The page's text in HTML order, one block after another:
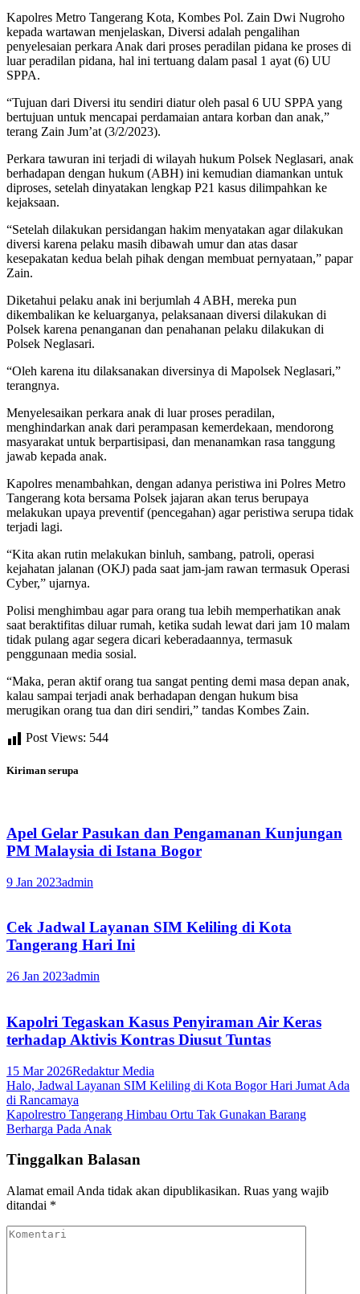
Kapolres Metro Tangerang Kota, Kombes Pol. Zain Dwi Nugroho
kepada wartawan menjelaskan, Diversi adalah pengalihan
penyelesaian perkara Anak dari proses peradilan pidana ke proses di
luar peradilan pidana, hal ini tertuang dalam pasal 1 ayat (6) UU
SPPA.
“Tujuan dari Diversi itu sendiri diatur oleh pasal 6 UU SPPA yang
bertujuan untuk mencapai perdamaian antara korban dan anak,”
terang Zain Jum’at (3/2/2023).
Perkara tawuran ini terjadi di wilayah hukum Polsek Neglasari, anak
berhadapan dengan hukum (ABH) ini kemudian diamankan untuk
diproses, setelah dinyatakan lengkap P21 kasus dilimpahkan ke
kejaksaan.
“Setelah dilakukan persidangan hakim menyatakan agar dilakukan
diversi karena pelaku masih dibawah umur dan atas dasar
kesepakatan kedua belah pihak dengan membuat pernyataan,” papar
Zain.
Diketahui pelaku anak ini berjumlah 4 ABH, mereka pun
dikembalikan ke keluarganya, pelaksanaan diversi dilakukan di
Polsek karena penanganan dan penahanan pelaku dilakukan di
Polsek Neglasari.
“Oleh karena itu dilaksanakan diversinya di Mapolsek Neglasari,”
terangnya.
Menyelesaikan perkara anak di luar proses peradilan,
menghindarkan anak dari perampasan kemerdekaan, mendorong
masyarakat untuk berpartisipasi, dan menanamkan rasa tanggung
jawab kepada anak.
Kapolres menambahkan, dengan adanya peristiwa ini Polres Metro
Tangerang kota bersama Polsek jajaran akan terus berupaya
melakukan upaya preventif (pencegahan) agar peristiwa serupa tidak
terjadi lagi.
“Kita akan rutin melakukan binluh, sambang, patroli, operasi
kejahatan jalanan (OKJ) pada saat jam-jam rawan termasuk Operasi
Cyber,” ujarnya.
Polisi menghimbau agar para orang tua lebih memperhatikan anak
saat beraktifitas diluar rumah, ketika sudah lewat dari jam 10 malam
tidak pulang agar segera dicari keberadaannya, termasuk
penggunaan media sosial.
“Maka, peran aktif orang tua sangat penting demi masa depan anak,
kalau sampai terjadi anak berhadapan dengan hukum bisa
merugikan orang tua dan diri sendiri,” tandas Kombes Zain.
Post Views: 544
Kiriman serupa
Apel Gelar Pasukan dan Pengamanan Kunjungan
PM Malaysia di Istana Bogor
9 Jan 2023admin
Cek Jadwal Layanan SIM Keliling di Kota
Tangerang Hari Ini
26 Jan 2023admin
Kapolri Tegaskan Kasus Penyiraman Air Keras
terhadap Aktivis Kontras Diusut Tuntas
15 Mar 2026Redaktur Media
Navigasi
pos
Halo, Jadwal Layanan SIM Keliling di Kota Bogor Hari Jumat Ada
di Rancamaya
Kapolrestro Tangerang Himbau Ortu Tak Gunakan Barang
Berharga Pada Anak
Tinggalkan Balasan
Alamat email Anda tidak akan dipublikasikan. Ruas yang wajib
ditandai *
Komentari